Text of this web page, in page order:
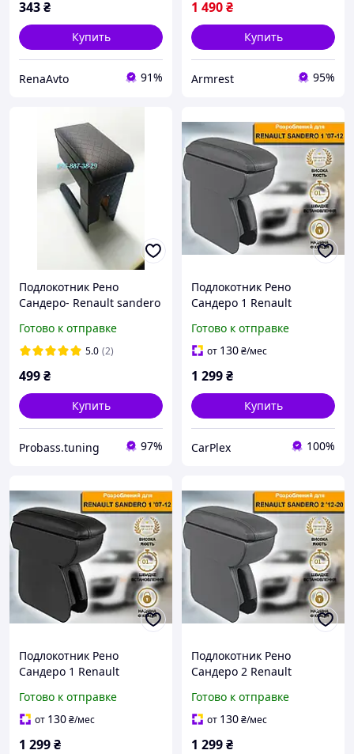
343₴
Купить
RenaAvto 91%
1 490₴
Купить
Armrest 95%
Подлокотник Рено
Сандеро- Renault sandero
Готово к отправке
5.0 (2)
499₴
Купить
Probass.tuning 97%
Подлокотник Рено
Сандеро 1 Renault
Серый
Готово к отправке
от 130₴/мес
1 299₴
Купить
CarPlex 100%
Подлокотник Рено
Сандеро 1 Renault
Черный
Готово к отправке
от 130₴/мес
1 299₴
Подлокотник Рено
Сандеро 2 Renault
Готово к отправке
от 130₴/мес
1 299₴